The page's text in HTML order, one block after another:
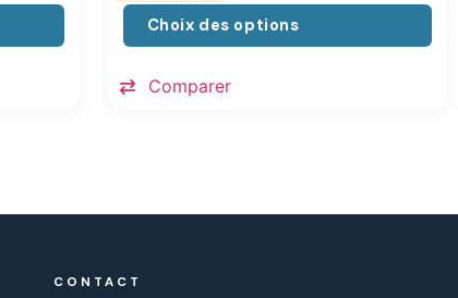
Choix des options
Comparer
CONTACT